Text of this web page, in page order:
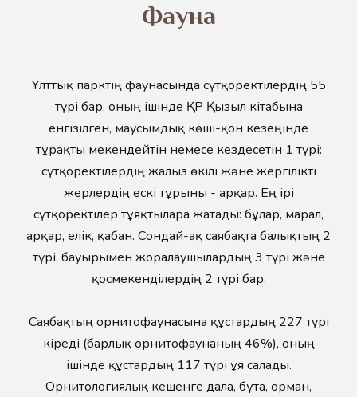
​Фауна
Ұлттық парктің фаунасында сүтқоректілердің 55
түрі бар, оның ішінде ҚР Қызыл кітабына
енгізілген, маусымдық көші-қон кезеңінде
тұрақты мекендейтін немесе кездесетін 1 түрі:
сүтқоректілердің жалғыз өкілі және жергілікті
жерлердің ескі тұрғыны - арқар. Ең ірі
сүтқоректілер тұяқтыларға жатады: бұлар, марал,
арқар, елік, қабан. Сондай-ақ саябақта балықтың 2
түрі, бауырымен жорғалаушылардың 3 түрі және
қосмекенділердің 2 түрі бар.
Саябақтың орнитофаунасына құстардың 227 түрі
кіреді (барлық орнитофаунаның 46%), оның
ішінде құстардың 117 түрі ұя салады.
Орнитологиялық кешенге дала, бұта, орман,